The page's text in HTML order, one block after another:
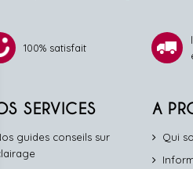
100% satisfait
SERVICES
guides conseils sur
A
Qui